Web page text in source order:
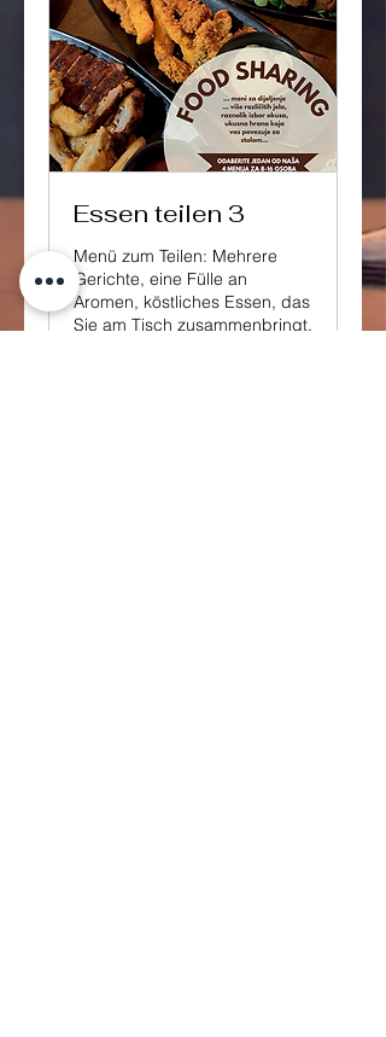
Essen teilen 3
Menü zum Teilen: Mehrere
Gerichte, eine Fülle an
Aromen, köstliches Essen, das
Sie am Tisch zusammenbringt.